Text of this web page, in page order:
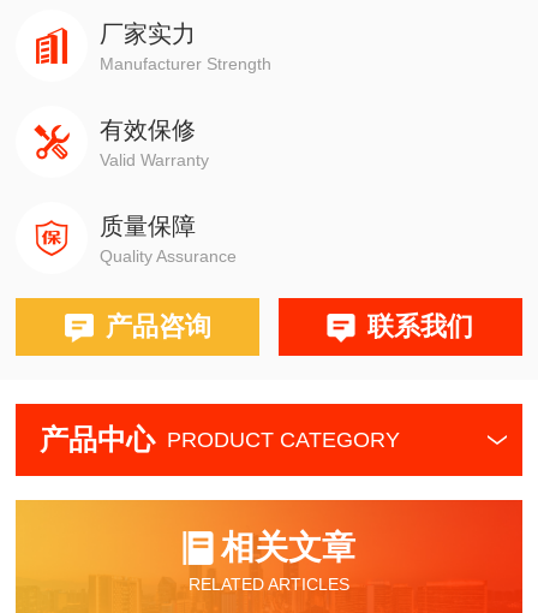
厂家实力
Manufacturer Strength
有效保修
Valid Warranty
质量保障
Quality Assurance
产品咨询 联系我们
产品中心 PRODUCT CATEGORY
相关文章
RELATED ARTICLES